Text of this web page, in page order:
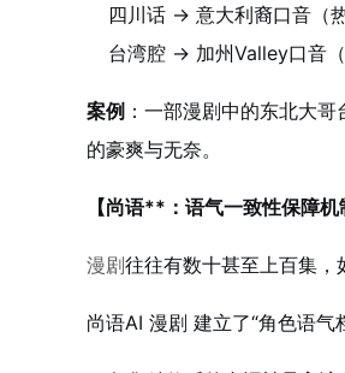
四川话 → 意大利裔口音（
台湾腔 → 加州Valley口音（
案例 ：一部漫剧中的东北大
的豪爽与无奈。
【尚语**：语气一致性保障机
漫剧往往有数十甚至上百集
尚语AI 漫剧 建立了“角色语气